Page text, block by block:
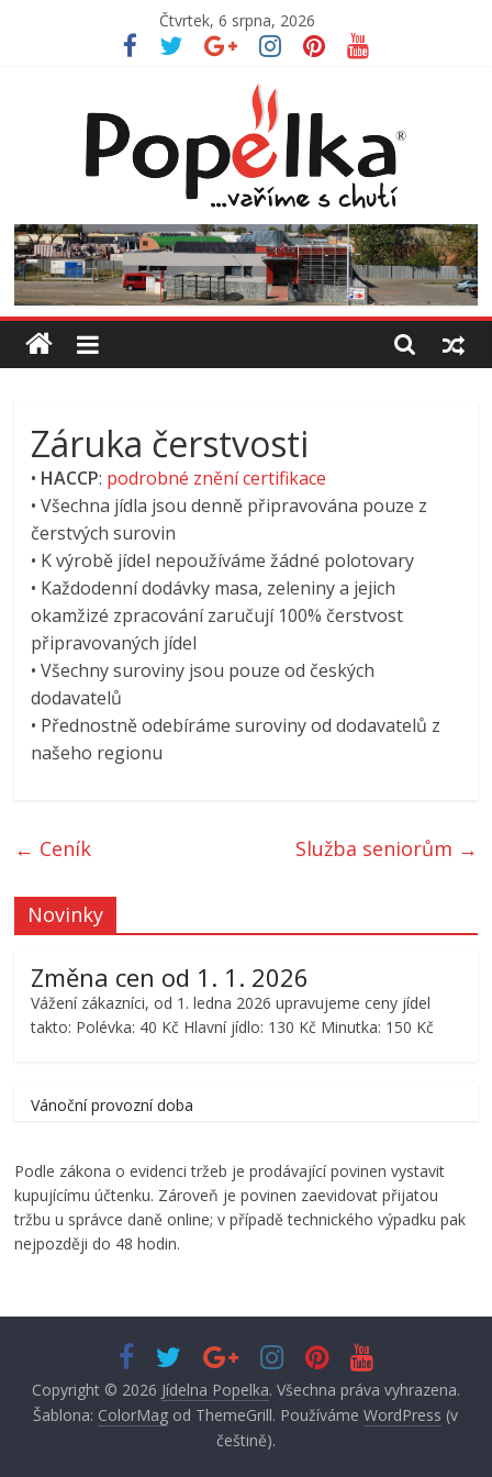
Čtvrtek, 6 srpna, 2026
Jídelna
Popelka
Vaříme
s
Záruka čerstvosti
• HACCP: podrobné znění certifikace
• Všechna jídla jsou denně připravována pouze z
čerstvých surovin
• K výrobě jídel nepoužíváme žádné polotovary
• Každodenní dodávky masa, zeleniny a jejich
okamžizé zpracování zaručují 100% čerstvost
připravovaných jídel
• Všechny suroviny jsou pouze od českých
dodavatelů
• Přednostně odebíráme suroviny od dodavatelů z
našeho regionu
← Ceník Služba seniorům →
Novinky
Změna cen od 1. 1. 2026
Vážení zákazníci, od 1. ledna 2026 upravujeme ceny jídel
takto: Polévka: 40 Kč Hlavní jídlo: 130 Kč Minutka: 150 Kč
Vánoční provozní doba
Podle zákona o evidenci tržeb je prodávající povinen vystavit
kupujícímu účtenku. Zároveň je povinen zaevidovat přijatou
tržbu u správce daně online; v případě technického výpadku pak
nejpozději do 48 hodin.
Copyright © 2026 Jídelna Popelka. Všechna práva vyhrazena.
Šablona: ColorMag od ThemeGrill. PoužívámeWordPress (v
češtině).